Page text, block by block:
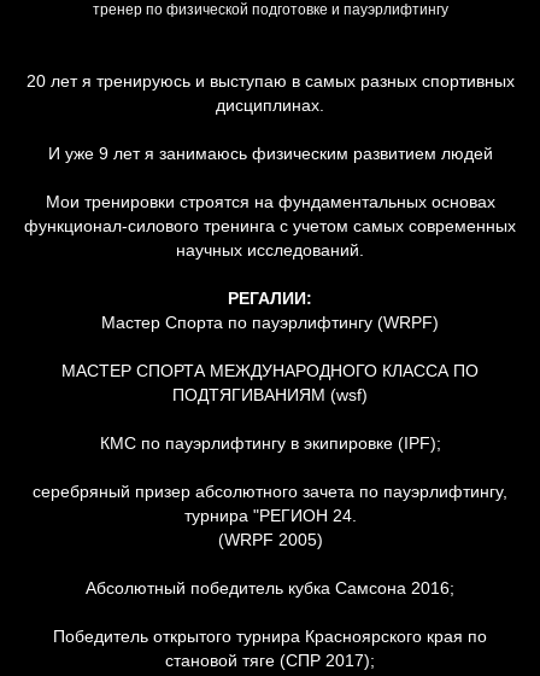
тренер по физической подготовке и пауэрлифтингу
20 лет я тренируюсь и выступаю в самых разных спортивных
дисциплинах.
И уже 9 лет я занимаюсь физическим развитием людей
Мои тренировки строятся на фундаментальных основах
функционал-силового тренинга с учетом самых современных
научных исследований.
РЕГАЛИИ:
Мастер Спорта по пауэрлифтингу (WRPF)
МАСТЕР СПОРТА МЕЖДУНАРОДНОГО КЛАССА ПО
ПОДТЯГИВАНИЯМ (wsf)
КМС по пауэрлифтингу в экипировке (IPF);
серебряный призер абсолютного зачета по пауэрлифтингу,
турнира "РЕГИОН 24.
(WRPF 2005)
Абсолютный победитель кубка Самсона 2016;
Победитель открытого турнира Красноярского края по
становой тяге (СПР 2017);